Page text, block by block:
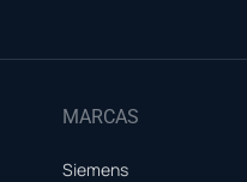
MARCAS
Siemens